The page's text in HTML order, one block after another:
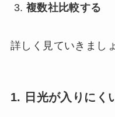
複数社比較する
詳しく見ていきまし
1. 日光が入りにく